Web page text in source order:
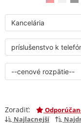
Zoradiť:
Najlacnejší